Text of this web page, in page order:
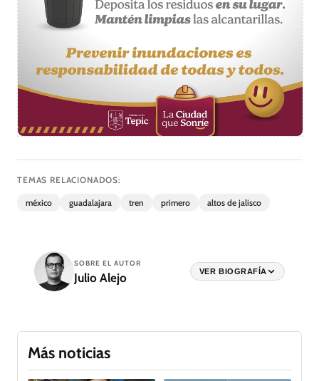
TEMAS RELACIONADOS:
méxico guadalajara tren primero altos de jalisco
SOBRE EL AUTOR
Julio Alejo VER BIOGRAFÍA
Más noticias